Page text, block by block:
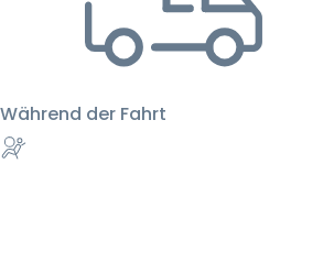
Während der Fahrt